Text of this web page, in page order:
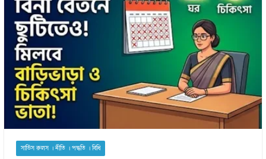
সার্ভিস রুলস । নীতি । পদ্ধতি । বিধি